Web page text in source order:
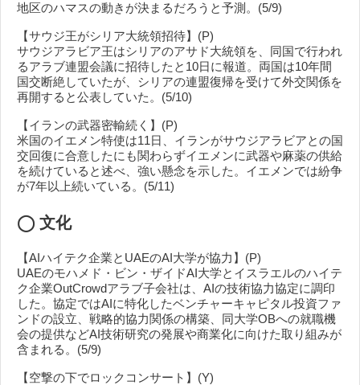
地区のハマスの動きが決まるだろうと予測。(5/9)
【サウジ王がシリア大統領招待】(P)
サウジアラビア王はシリアのアサド大統領を、同国で行われ
るアラブ連盟会議に招待したと10日に報道。両国は10年間
国交断絶していたが、シリアの連盟復帰を受けて外交関係を
再開すると公表していた。(5/10)
【イランの武器密輸続く】(P)
米国のイエメン特使は11日、イランがサウジアラビアとの国
交回復に合意したにも関わらずイエメンに武器や麻薬の供給
を続けていると述べ、強い懸念を示した。イエメンでは紛争
が7年以上続いている。(5/11)
◯ 文化
【AIハイテク企業とUAEのAI大学が協力】(P)
UAEのモハメド・ビン・ザイドAI大学とイスラエルのハイテ
ク企業OutCrowdアラブ子会社は、AIの技術協力協定に調印
した。協定ではAIに特化したベンチャーキャピタル投資ファ
ンドの設立、戦略的協力関係の構築、同大学OBへの就職機
会の提供などAI技術研究の発展や商業化に向けた取り組みが
含まれる。(5/9)
【空撃の下でロックコンサート】(Y)